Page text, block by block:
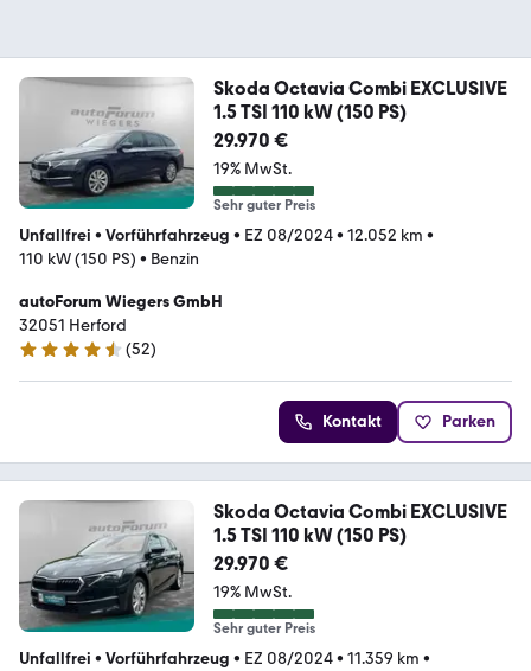
Skoda Octavia Combi EXCLUSIVE
1.5 TSI 110 kW (150 PS)
29.970 €
19% MwSt.
Sehr guter Preis
Unfallfrei • Vorführfahrzeug • EZ 08/2024• 12.052 km •
110 kW (150 PS) • Benzin
autoForum Wiegers GmbH
32051 Herford
4.7 Sterne
(52)
Kontakt Parken
Skoda Octavia Combi EXCLUSIVE
1.5 TSI 110 kW (150 PS)
29.970 €
19% MwSt.
Sehr guter Preis
Unfallfrei • Vorführfahrzeug • EZ 08/2024• 11.359 km •